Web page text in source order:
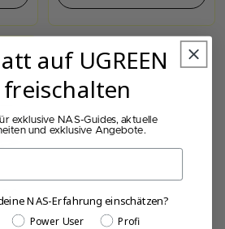
auf UGREEN
freischalten
exklusive NAS-Guides, aktuelle
und exklusive Angebote.
NAS-Erfahrung einschätzen?
NAS-Erfahrung einschätzen?
Power User Profi